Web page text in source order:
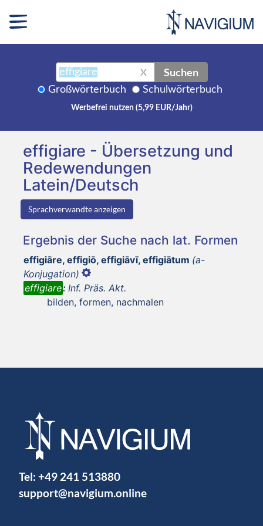
X Suchen
Großwörterbuch Schulwörterbuch
Werbefrei nutzen (5,99 EUR/Jahr)
effigiare - Übersetzung und
Redewendungen
Latein/Deutsch
Sprachverwandte anzeigen
Ergebnis der Suche nach lat. Formen
effigiāre, effigiō, effigiāvī, effigiātum (a-
Konjugation)
effigiare: Inf. Präs. Akt.
bilden, formen, nachmalen
Tel: +49 241 513880
support@navigium.online